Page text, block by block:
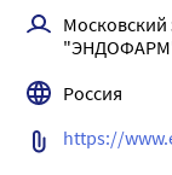
вкладышем в
Россия
https://